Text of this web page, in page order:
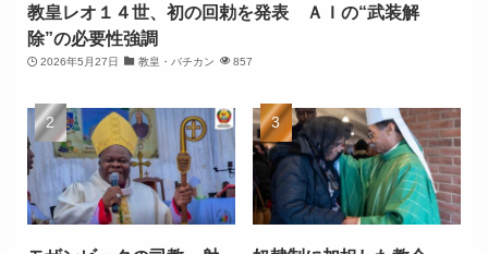
教皇レオ１４世、初の回勅を発表 ＡＩの“武装解
除”の必要性強調
2026年5月27日 教皇・バチカン 857